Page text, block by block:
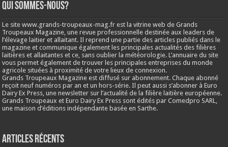
Qui sommes-nous?
Le site www.grands-troupeaux-mag.fr est la vitrine web de Grands
Troupeaux Magazine, une revue professionnelle destinée aux leaders de
l’élevage laitier et allaitant. Il reprend une partie des articles publiés dans le
magazine et communique également les principales actualités des filières
laitières et allaitantes et ce, sans oublier la météorologie. L’annuaire du site
vous permet également de trouver les principales entreprises du monde
agricole situées à proximité de votre lieux de connexion.
Grands Troupeaux Magazine est diffusé sur abonnement. Chaque abonné
reçoit neuf numéros par an et un hors-série. Il peut aussi s’abonner à Euro
Dairy Ex Press, une newsletter sur l’actualité de la filière laitière européenne.
Grands Troupeaux et Euro Dairy Ex Press sont édités par Comedpro SARL,
une maison d’éditions indépendante basée en Sarthe.
Articles récents